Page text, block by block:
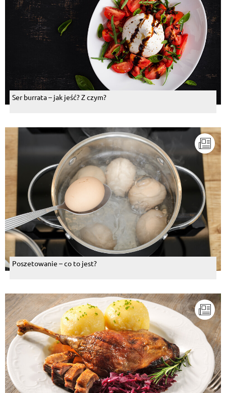
Ser burrata – jak jeść? Z czym?
Poszetowanie – co to jest?